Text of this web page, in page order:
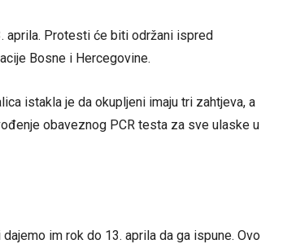
aprila. Protesti će biti održani ispred
Bosne i Hercegovine.
istakla je da okupljeni imaju tri zahtjeva, a
obaveznog PCR testa za sve ulaske u
im rok do 13. aprila da ga ispune. Ovo